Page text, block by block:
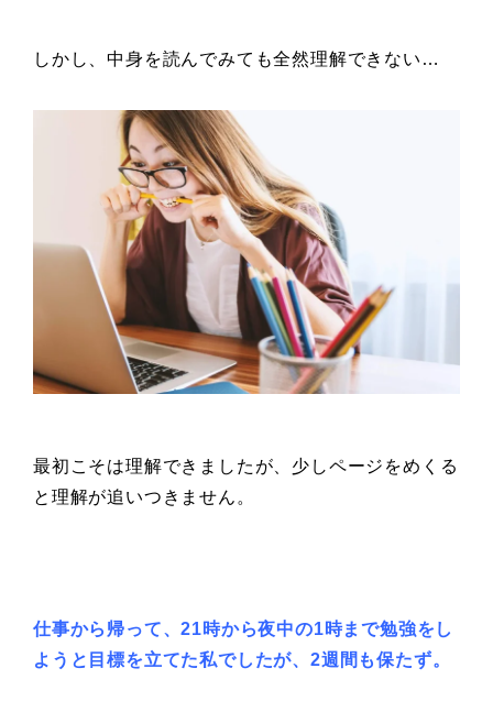
しかし、中身を読んでみても全然理解できない…
最初こそは理解できましたが、少しページをめくる
と理解が追いつきません。
仕事から帰って、21時から夜中の1時まで勉強をし
ようと 目標を立てた私でしたが、2週間も保たず。